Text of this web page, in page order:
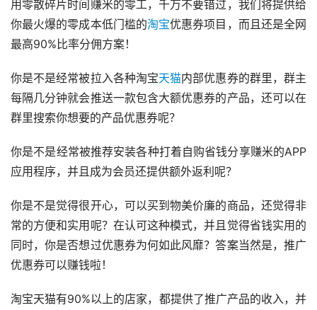
用零散碎片时间赚米的零工，千万不要错过，我们将提供给
你最火爆的零成本低门槛的淘宝优惠券项目，而且还是全网
最高90%比率分佣方案！
你是不是经常被拉入各种淘宝天猫内部优惠券的群里，群主
每隔几分钟就会推送一款包含大额优惠券的产品，还可以在
群里搜索你想要的产品优惠券呢？
你是不是经常被推荐安装各种打着自购省钱分享赚米的APP
应用程序，并且成为会员还提供额外返利呢？
你是不是觉得很开心，可以买到物美价廉的商品，还觉得非
常的方便和实用呢？在认可这种模式，并且觉得省钱实用的
同时，你是否想过优惠券为何如此风靡？答案当然是，推广
优惠券可以赚钱啦！
淘宝天猫有90%以上的店家，都提供了推广产品的收入，并